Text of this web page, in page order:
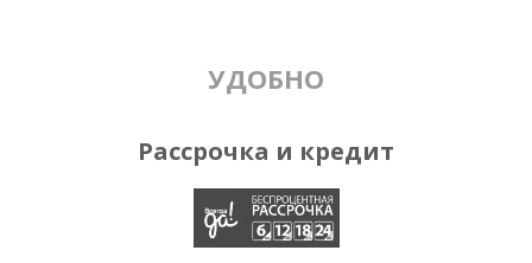
УДОБНО
Рассрочка и кредит